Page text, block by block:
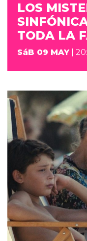
LOS
TODA LA
SáB 09 MAY |